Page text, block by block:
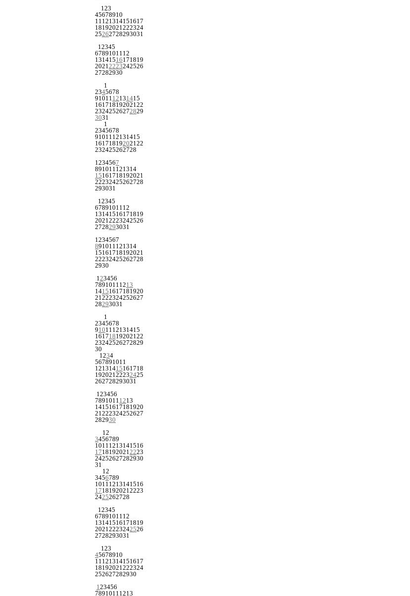
123
45678910
11121314151617
18192021222324
25262728293031
12345
6789101112
13141516171819
20212223242526
27282930
1
2345678
9101112131415
16171819202122
23242526272829
3031
1
2345678
9101112131415
16171819202122
232425262728
1234567
891011121314
15161718192021
22232425262728
293031
12345
6789101112
13141516171819
20212223242526
2728293031
1234567
891011121314
15161718192021
22232425262728
2930
123456
78910111213
14151617181920
21222324252627
28293031
1
2345678
9101112131415
16171819202122
23242526272829
30
1234
567891011
12131415161718
19202122232425
262728293031
123456
78910111213
14151617181920
21222324252627
282930
12
3456789
10111213141516
17181920212223
24252627282930
31
12
3456789
10111213141516
17181920212223
2425262728
12345
6789101112
13141516171819
20212223242526
2728293031
123
45678910
11121314151617
18192021222324
252627282930
123456
78910111213